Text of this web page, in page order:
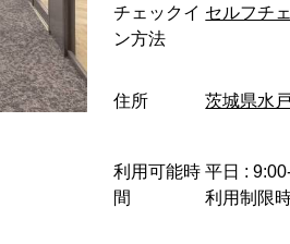
チェックイ
ン方法
セルフチ
住所 茨城県水
利用可能時
間
平日 :
利用制限